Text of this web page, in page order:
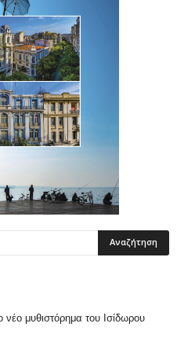
μυθιστόρημα του Ισίδωρου